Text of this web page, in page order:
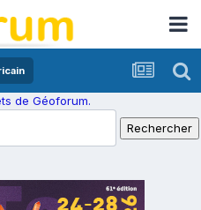
de Géoforum.